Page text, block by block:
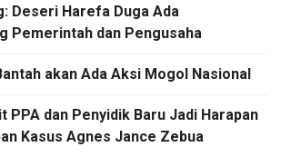
Deseri Harefa Duga Ada
Pemerintah dan Pengusaha
akan Ada Aksi Mogol Nasional
PPA dan Penyidik Baru Jadi Harapan
Kasus Agnes Jance Zebua